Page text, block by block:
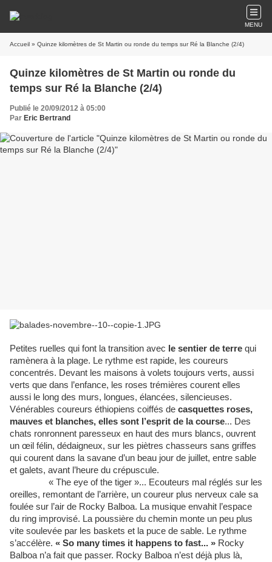
MENU
Accueil » Quinze kilomètres de St Martin ou ronde du temps sur Ré la Blanche (2/4)
Quinze kilomètres de St Martin ou ronde du
temps sur Ré la Blanche (2/4)
Publié le 20/09/2012 à 05:00
Par Eric Bertrand
Petites ruelles qui font la transition avec le sentier de terre qui
ramènera à la plage. Le rythme est rapide, les coureurs
concentrés. Devant les maisons à volets toujours verts, aussi
verts que dans l’enfance, les roses trémières courent elles
aussi le long des murs, longues, élancées, silencieuses.
Vénérables coureurs éthiopiens coiffés de casquettes roses,
mauves et blanches, elles sont l’esprit de la course... Des
chats ronronnent paresseux en haut des murs blancs, ouvrent
un œil félin, dédaigneux, sur les piètres chasseurs sans griffes
qui courent dans la savane d’un beau jour de juillet, entre sable
et galets, avant l’heure du crépuscule.
« The eye of the tiger »... Ecouteurs mal réglés sur les
oreilles, remontant de l’arrière, un coureur plus nerveux cale sa
foulée sur l’air de Rocky Balboa. La musique envahit l’espace
du ring improvisé. La poussière du chemin monte un peu plus
vite soulevée par les baskets et la puce de sable. Le rythme
s’accélère. « So many times it happens to fast... » Rocky
Balboa n’a fait que passer. Rocky Balboa n’est déjà plus là,